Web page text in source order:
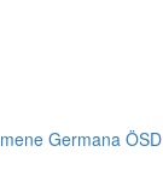
Germana ÖSD